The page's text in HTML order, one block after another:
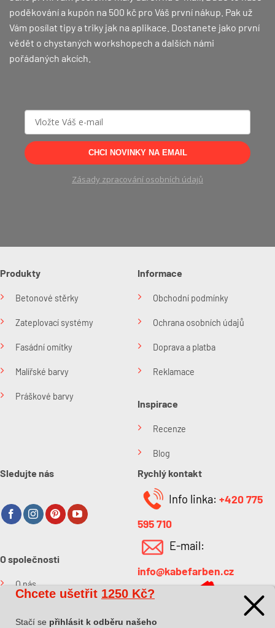
poděkování a kupón na 500 kč pro Váš první nákup. Pak už
Vám posílat tipy a triky jak na aplikace. Dostanete jako první
vědět o chystaných workshopech a dalších námi
pořádaných akcích.
CHCI NOVINKY NA EMAIL
Zásady zpracování osobních údajů
Produkty
Betonové stěrky
Zateplovací systémy
Fasádní omítky
Malířské barvy
Práškové barvy
Informace
Obchodní podmínky
Ochrana osobních údajů
Doprava a platba
Reklamace
Inspirace
Recenze
Blog
Sledujte nás
O společnosti
O nás
Rychlý kontakt
Info linka: +420 775
595 710
E-mail:
info@kabefarben.cz
Chcete ušetřit 1250 Kč?
Stačí se přihlásit k odběru našeho